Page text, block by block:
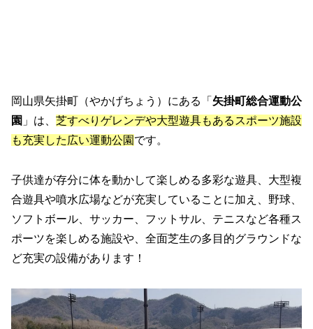
岡山県矢掛町（やかげちょう）にある「 矢掛町総合運動公
園 」は、 芝すべりゲレンデや大型遊具もあるスポーツ施設
も充実した広い運動公園 です。
子供達が存分に体を動かして楽しめる多彩な遊具、大型複
合遊具や噴水広場などが充実していることに加え、野球、
ソフトボール、サッカー、フットサル、テニスなど各種ス
ポーツを楽しめる施設や、全面芝生の多目的グラウンドな
ど充実の設備があります！